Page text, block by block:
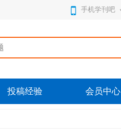
手机学刊吧
投稿经验 会员中心